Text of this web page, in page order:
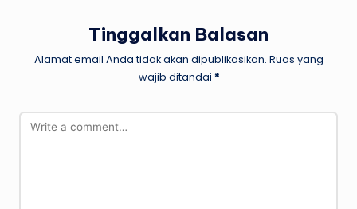
Tinggalkan Balasan
Alamat email Anda tidak akan dipublikasikan. Ruas yang
wajib ditandai *